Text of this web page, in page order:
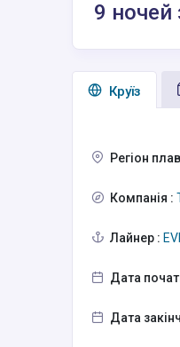
9 ночей
Круїз
Регіон
Компанія :
Лайнер :
Дата
Дата